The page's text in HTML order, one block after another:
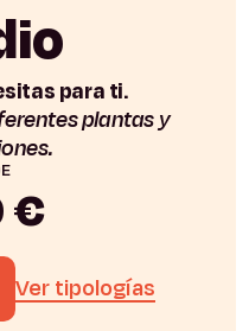
para ti.
plantas y
€
Ver tipologías